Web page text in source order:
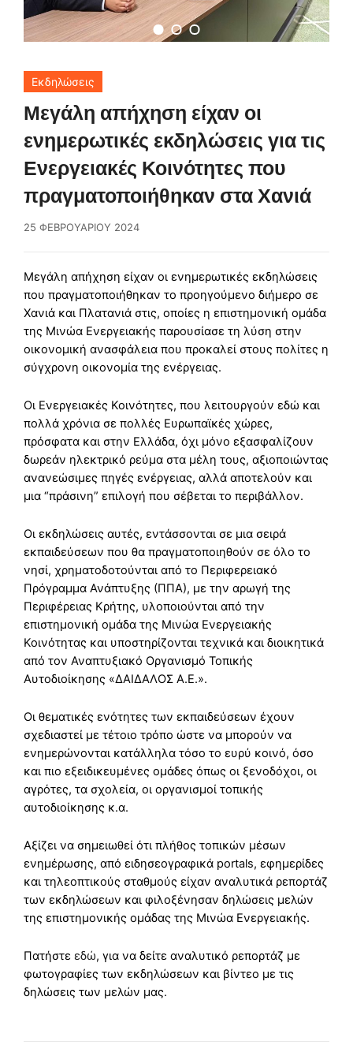
Εκδηλώσεις
Μεγάλη απήχηση είχαν οι
ενημερωτικές εκδηλώσεις για τις
Ενεργειακές Κοινότητες που
πραγματοποιήθηκαν στα Χανιά
25 ΦΕΒΡΟΥΑΡΊΟΥ 2024
Μεγάλη απήχηση είχαν οι ενημερωτικές εκδηλώσεις
που πραγματοποιήθηκαν το προηγούμενο διήμερο σε
Χανιά και Πλατανιά στις, οποίες η επιστημονική ομάδα
της Μινώα Ενεργειακής παρουσίασε τη λύση στην
οικονομική ανασφάλεια που προκαλεί στους πολίτες η
σύγχρονη οικονομία της ενέργειας.
Οι Ενεργειακές Κοινότητες, που λειτουργούν εδώ και
πολλά χρόνια σε πολλές Ευρωπαϊκές χώρες,
πρόσφατα και στην Ελλάδα, όχι μόνο εξασφαλίζουν
δωρεάν ηλεκτρικό ρεύμα στα μέλη τους, αξιοποιώντας
ανανεώσιμες πηγές ενέργειας, αλλά αποτελούν και
μια “πράσινη” επιλογή που σέβεται το περιβάλλον.
Οι εκδηλώσεις αυτές, εντάσσονται σε μια σειρά
εκπαιδεύσεων που θα πραγματοποιηθούν σε όλο το
νησί, χρηματοδοτούνται από το Περιφερειακό
Πρόγραμμα Ανάπτυξης (ΠΠΑ), με την αρωγή της
Περιφέρειας Κρήτης, υλοποιούνται από την
επιστημονική ομάδα της Μινώα Ενεργειακής
Κοινότητας και υποστηρίζονται τεχνικά και διοικητικά
από τον Αναπτυξιακό Οργανισμό Τοπικής
Αυτοδιοίκησης «ΔΑΙΔΑΛΟΣ Α.Ε.».
Οι θεματικές ενότητες των εκπαιδεύσεων έχουν
σχεδιαστεί με τέτοιο τρόπο ώστε να μπορούν να
ενημερώνονται κατάλληλα τόσο το ευρύ κοινό, όσο
και πιο εξειδικευμένες ομάδες όπως οι ξενοδόχοι, οι
αγρότες, τα σχολεία, οι οργανισμοί τοπικής
αυτοδιοίκησης κ.α.
Αξίζει να σημειωθεί ότι πλήθος τοπικών μέσων
ενημέρωσης, από ειδησεογραφικά portals, εφημερίδες
και τηλεοπτικούς σταθμούς είχαν αναλυτικά ρεπορτάζ
των εκδηλώσεων και φιλοξένησαν δηλώσεις μελών
της επιστημονικής ομάδας της Μινώα Ενεργειακής.
Πατήστε εδώ, για να δείτε αναλυτικό ρεπορτάζ με
φωτογραφίες των εκδηλώσεων και βίντεο με τις
δηλώσεις των μελών μας.